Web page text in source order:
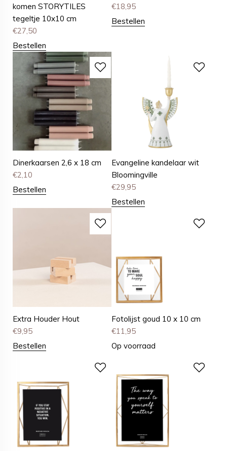
komen STORYTILES
tegeltje 10x10 cm
€27,50
Bestellen
€18,95
Bestellen
Dinerkaarsen 2,6 x 18 cm
€2,10
Bestellen
Evangeline kandelaar wit
Bloomingville
€29,95
Bestellen
Extra Houder Hout
€9,95
Bestellen
Fotolijst goud 10 x 10 cm
€11,95
Op voorraad